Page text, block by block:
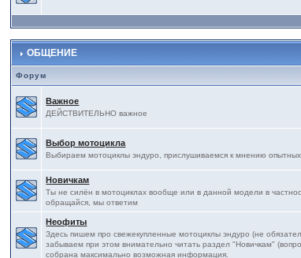
ОБЩЕНИЕ
Форум
Важное
ДЕЙСТВИТЕЛЬНО важное
Выбор мотоцикла
Выбираем мотоциклы эндуро, прислушиваемся к мнению опытных
Новичкам
Ты не силён в мотоциклах вообще или в данной модели в
обращайся, мы ответим
Неофиты
Здесь пишем про свежекупленные мотоциклы эндуро (не
забываем при этом внимательно читать раздел "Новичкам"
собрана максимально возможная информация.